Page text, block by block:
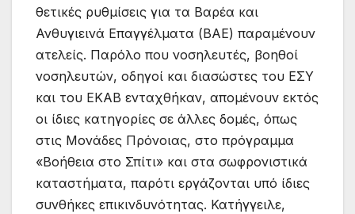
θετικές ρυθμίσεις για τα Βαρέα και
Ανθυγιεινά Επαγγέλματα (ΒΑΕ) παραμένουν
ατελείς. Παρόλο που νοσηλευτές, βοηθοί
νοσηλευτών, οδηγοί και διασώστες του ΕΣΥ
και του ΕΚΑΒ ενταχθήκαν, απομένουν εκτός
οι ίδιες κατηγορίες σε άλλες δομές, όπως
στις Μονάδες Πρόνοιας, στο πρόγραμμα
«Βοήθεια στο Σπίτι» και στα σωφρονιστικά
καταστήματα, παρότι εργάζονται υπό ίδιες
συνθήκες επικινδυνότητας. Κατήγγειλε,